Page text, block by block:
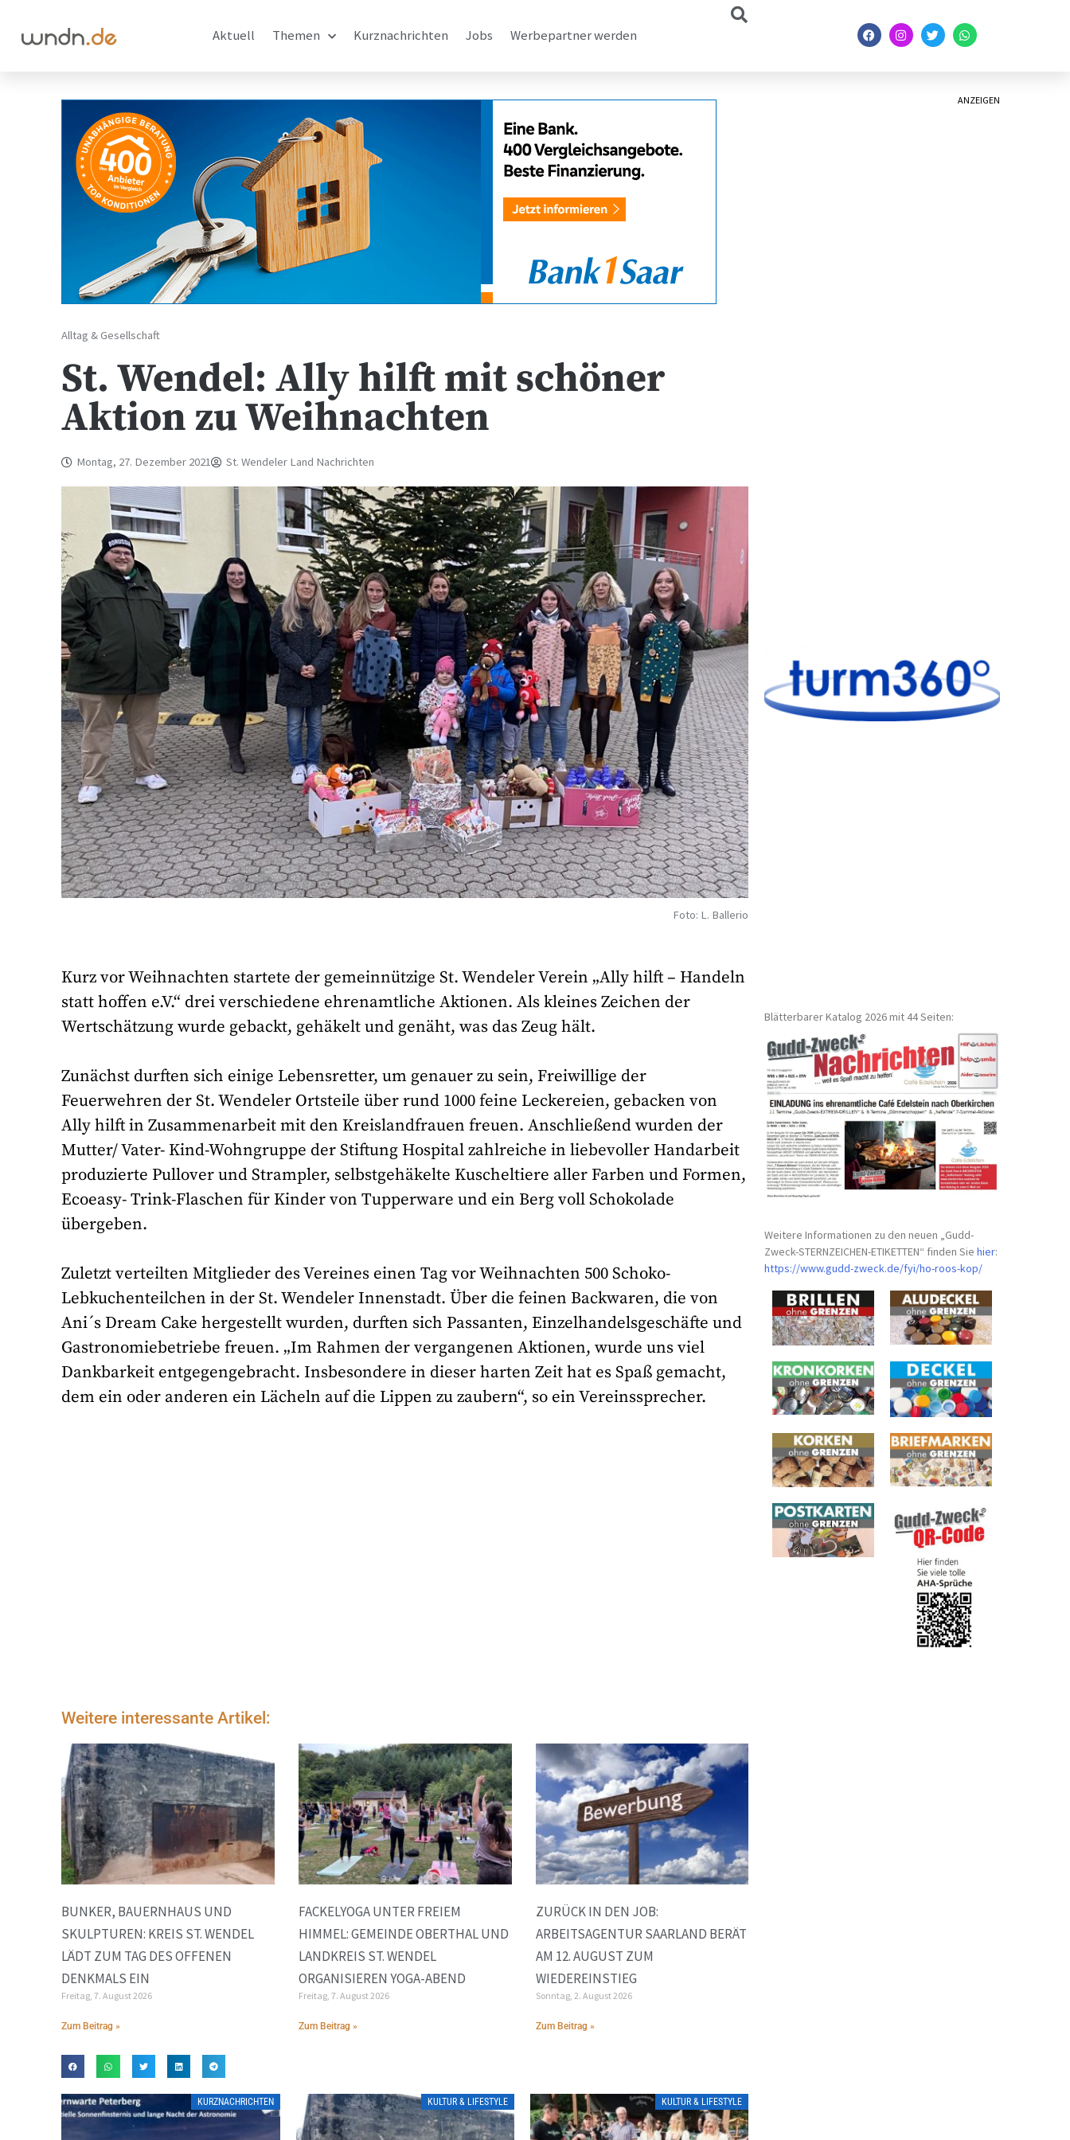
Aktuell Themen Kurznachrichten Jobs Werbepartner werden
Alltag & Gesellschaft
St. Wendel: Ally hilft mit schöner
Aktion zu Weihnachten
Montag, 27. Dezember 2021 St. Wendeler Land Nachrichten
Foto: L. Ballerio
Kurz vor Weihnachten startete der gemeinnützige St. Wendeler Verein „Ally hilft – Handeln
statt hoffen e.V.“ drei verschiedene ehrenamtliche Aktionen. Als kleines Zeichen der
Wertschätzung wurde gebackt, gehäkelt und genäht, was das Zeug hält.
Zunächst durften sich einige Lebensretter, um genauer zu sein, Freiwillige der
Feuerwehren der St. Wendeler Ortsteile über rund 1000 feine Leckereien, gebacken von
Ally hilft in Zusammenarbeit mit den Kreislandfrauen freuen. Anschließend wurden der
Mutter/ Vater- Kind-Wohngruppe der Stiftung Hospital zahlreiche in liebevoller Handarbeit
produzierte Pullover und Strampler, selbstgehäkelte Kuscheltiere aller Farben und Formen,
Ecoeasy- Trink-Flaschen für Kinder von Tupperware und ein Berg voll Schokolade
übergeben.
Zuletzt verteilten Mitglieder des Vereines einen Tag vor Weihnachten 500 Schoko-
Lebkuchenteilchen in der St. Wendeler Innenstadt. Über die feinen Backwaren, die von
Ani´s Dream Cake hergestellt wurden, durften sich Passanten, Einzelhandelsgeschäfte und
Gastronomiebetriebe freuen. „Im Rahmen der vergangenen Aktionen, wurde uns viel
Dankbarkeit entgegengebracht. Insbesondere in dieser harten Zeit hat es Spaß gemacht,
dem ein oder anderen ein Lächeln auf die Lippen zu zaubern“, so ein Vereinssprecher.
Weitere interessante Artikel:
BUNKER, BAUERNHAUS UND
SKULPTUREN: KREIS ST. WENDEL
LÄDT ZUM TAG DES OFFENEN
DENKMALS EIN
Freitag, 7. August 2026
Zum Beitrag »
FACKELYOGA UNTER FREIEM
HIMMEL: GEMEINDE OBERTHAL UND
LANDKREIS ST. WENDEL
ORGANISIEREN YOGA-ABEND
Freitag, 7. August 2026
Zum Beitrag »
ZURÜCK IN DEN JOB:
ARBEITSAGENTUR SAARLAND BERÄT
AM 12. AUGUST ZUM
WIEDEREINSTIEG
Sonntag, 2. August 2026
Zum Beitrag »
KURZNACHRICHTEN KULTUR & LIFESTYLE KULTUR & LIFESTYLE
ANZEIGEN
Blätterbarer Katalog 2026 mit 44 Seiten:
Weitere Informationen zu den neuen „Gudd-
Zweck-STERNZEICHEN-ETIKETTEN“ finden Siehier:
https://www.gudd-zweck.de/fyi/ho-roos-kop/